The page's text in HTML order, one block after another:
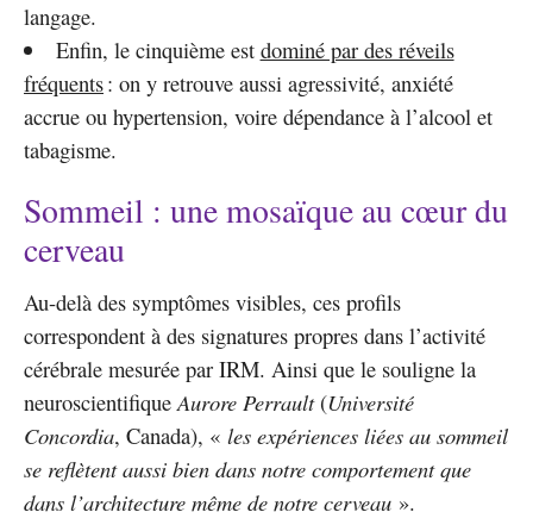
langage.
Enfin, le cinquième est dominé par des réveils
fréquents: on y retrouve aussi agressivité, anxiété
accrue ou hypertension, voire dépendance à l’alcool et
tabagisme.
Sommeil : une mosaïque au cœur du
cerveau
Au-delà des symptômes visibles, ces profils
correspondent à des signatures propres dans l’activité
cérébrale mesurée par IRM. Ainsi que le souligne la
neuroscientifiqueAurore Perrault(Université
Concordia, Canada), « les expériences liées au sommeil
se reflètent aussi bien dans notre comportement que
dans l’architecture même de notre cerveau ».